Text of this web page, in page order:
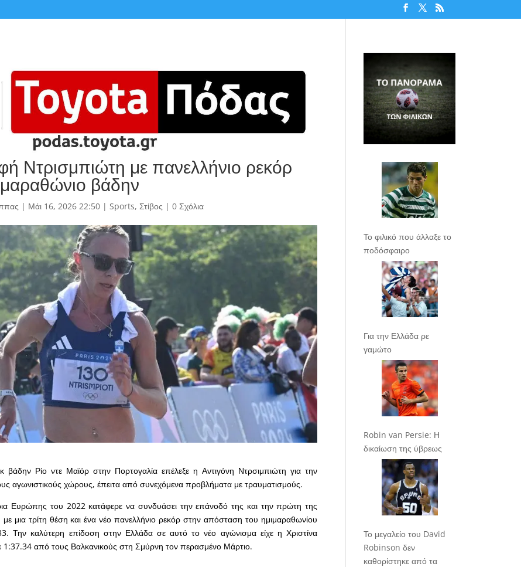
Ντρισμπιώτη με πανελλήνιο ρεκόρ
βάδην
| Μάι 16, 2026 22:50| Sports, Στίβος | 0 Σχόλια
βάδην Ρίο ντε Μαϊόρ στην Πορτογαλία επέλεξε η Αντιγόνη Ντρσιμπιώτη για την
αγωνιστικούς χώρους, έπειτα από συνεχόμενα προβλήματα με τραυματισμούς.
Ευρώπης του 2022 κατάφερε να συνδυάσει την επάνοδό της και την πρώτη της
μια τρίτη θέση και ένα νέο πανελλήνιο ρεκόρ στην απόσταση του ημιμαραθωνίου
Την καλύτερη επίδοση στην Ελλάδα σε αυτό το νέο αγώνισμα είχε η Χριστίνα
από τους Βαλκανικούς στη Σμύρνη τον περασμένο Μάρτιο.
Το φιλικό που άλλαξε το
ποδόσφαιρο
Για την Ελλάδα ρε
γαμώτο
Robin van Persie: Η
δικαίωση της ύβρεως
Το μεγαλείο του David
Robinson δεν
καθορίστηκε από τα